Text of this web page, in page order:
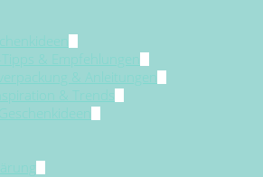
& Empfehlungen
& Anleitungen
& Trends